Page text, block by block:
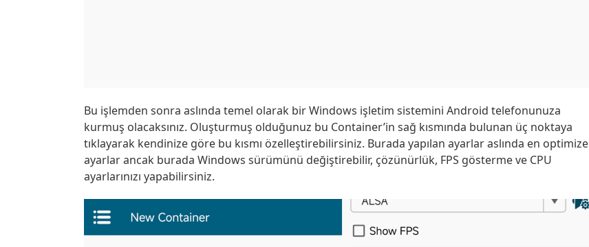
Bu işlemden sonra aslında temel olarak bir Windows işletim sistemini Android telefonunuza
kurmuş olacaksınız. Oluşturmuş olduğunuz bu Container’in sağ kısmında bulunan üç noktaya
tıklayarak kendinize göre bu kısmı özelleştirebilirsiniz. Burada yapılan ayarlar aslında en optimize
ayarlar ancak burada Windows sürümünü değiştirebilir, çözünürlük, FPS gösterme ve CPU
ayarlarınızı yapabilirsiniz.